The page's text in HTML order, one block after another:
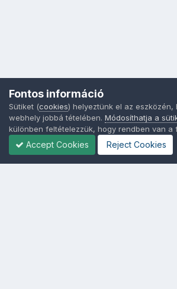
Fontos információ
Sütiket (cookies) helyeztünk el az eszközén,
webhely jobbá tételében. Módosíthatja a
különben feltételezzük, hogy rendben van a
Accept Cookies Reject Cookies